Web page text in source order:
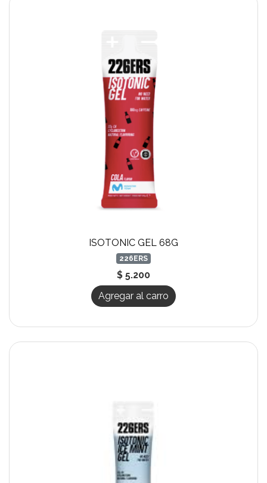
ISOTONIC GEL 68G
226ERS
$ 5.200
Agregar al carro